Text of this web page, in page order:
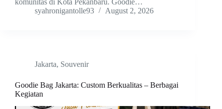
komunitas di Kota Pekanbaru. Goodie…
syahronigantolle93
August 2, 2026
Jakarta, Souvenir
Goodie Bag Jakarta: Custom Berkualitas – Berbagai
Kegiatan